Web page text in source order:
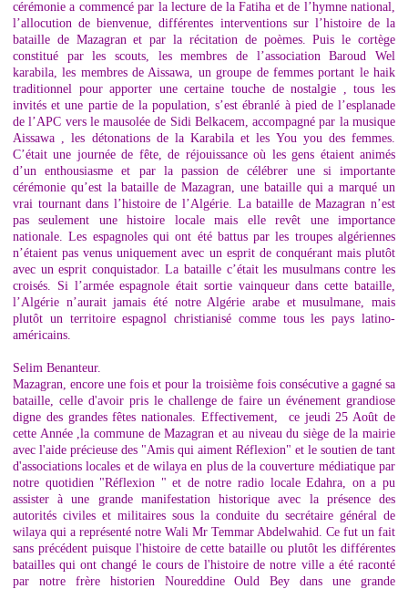
cérémonie a commencé par la lecture de la Fatiha et de l’hymne national,
l’allocution de bienvenue, différentes interventions sur l’histoire de la
bataille de Mazagran et par la récitation de poèmes. Puis le cortège
constitué par les scouts, les membres de l’association Baroud Wel
karabila, les membres de Aissawa, un groupe de femmes portant le haik
traditionnel pour apporter une certaine touche de nostalgie , tous les
invités et une partie de la population, s’est ébranlé à pied de l’esplanade
de l’APC vers le mausolée de Sidi Belkacem, accompagné par la musique
Aissawa , les détonations de la Karabila et les You you des femmes.
C’était une journée de fête, de réjouissance où les gens étaient animés
d’un enthousiasme et par la passion de célébrer une si importante
cérémonie qu’est la bataille de Mazagran, une bataille qui a marqué un
vrai tournant dans l’histoire de l’Algérie. La bataille de Mazagran n’est
pas seulement une histoire locale mais elle revêt une importance
nationale. Les espagnoles qui ont été battus par les troupes algériennes
n’étaient pas venus uniquement avec un esprit de conquérant mais plutôt
avec un esprit conquistador. La bataille c’était les musulmans contre les
croisés. Si l’armée espagnole était sortie vainqueur dans cette bataille,
l’Algérie n’aurait jamais été notre Algérie arabe et musulmane, mais
plutôt un territoire espagnol christianisé comme tous les pays latino-
américains.
Selim Benanteur.
Mazagran, encore une fois et pour la troisième fois consécutive a gagné sa
bataille, celle d'avoir pris le challenge de faire un événement grandiose
digne des grandes fêtes nationales. Effectivement, ce jeudi 25 Août de
cette Année ,la commune de Mazagran et au niveau du siège de la mairie
avec l'aide précieuse des "Amis qui aiment Réflexion" et le soutien de tant
d'associations locales et de wilaya en plus de la couverture médiatique par
notre quotidien "Réflexion " et de notre radio locale Edahra, on a pu
assister à une grande manifestation historique avec la présence des
autorités civiles et militaires sous la conduite du secrétaire général de
wilaya qui a représenté notre Wali Mr Temmar Abdelwahid. Ce fut un fait
sans précédent puisque l'histoire de cette bataille ou plutôt les différentes
batailles qui ont changé le cours de l'histoire de notre ville a été raconté
par notre frère historien Noureddine Ould Bey dans une grande